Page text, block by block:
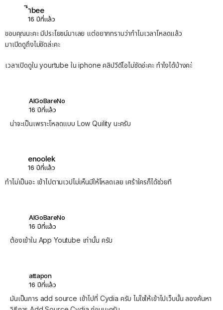
ิำbee
16 ปีที่แล้ว
ขอบคุณนะคะ มีประโยชน์มาเลย แต่อยากทราบว่าทำไมเวลาโหลดแล้ว
มาเปิดดูถึงไม่ชัดล่ะคะ
เวลาเปิดดูใน yourtube ใน iphone คลิปวีดีโอไม่ชัดอ่ะคะ ทำไงได้บ้างคะ่
AlGoBareNo
16 ปีที่แล้ว
น่าจะเป็นเพราะโหลดแบบ Low Quility นะครับ
enoolek
16 ปีที่แล้ว
ทำไม่เป็นอะ เข้าไปตามเวปไม่เห็นมีให้โหลดเลย เศร้าใครก็ได้ช่วยที
AlGoBareNo
16 ปีที่แล้ว
ต้องเข้าใน App Youtube เท่านั้น ครับ
attapon
16 ปีที่แล้ว
มันเป็นการ add source เข้าไปที่ Cydia ครับ ไม่ใช่ให้เข้าไปเว็บนั้น ลองค้นหา